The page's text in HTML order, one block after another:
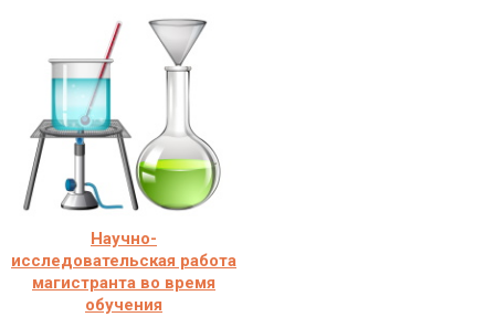
Научно-
исследовательская работа
магистранта во время
обучения